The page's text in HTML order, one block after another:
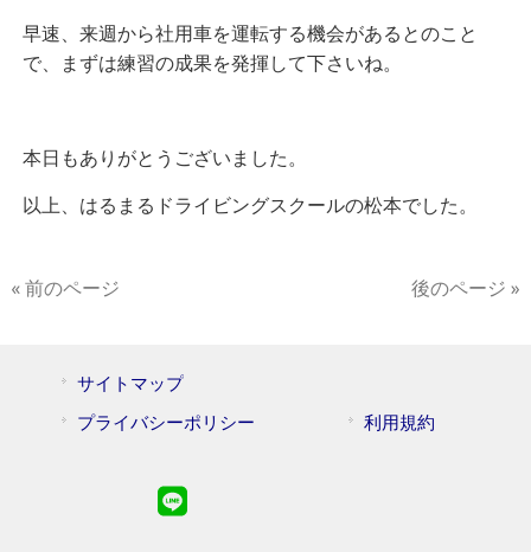
早速、来週から社用車を運転する機会があるとのこと
で、まずは練習の成果を発揮して下さいね。
本日もありがとうございました。
以上、はるまるドライビングスクールの松本でした。
« 前のページ 後のページ »
サイトマップ
プライバシーポリシー
利用規約